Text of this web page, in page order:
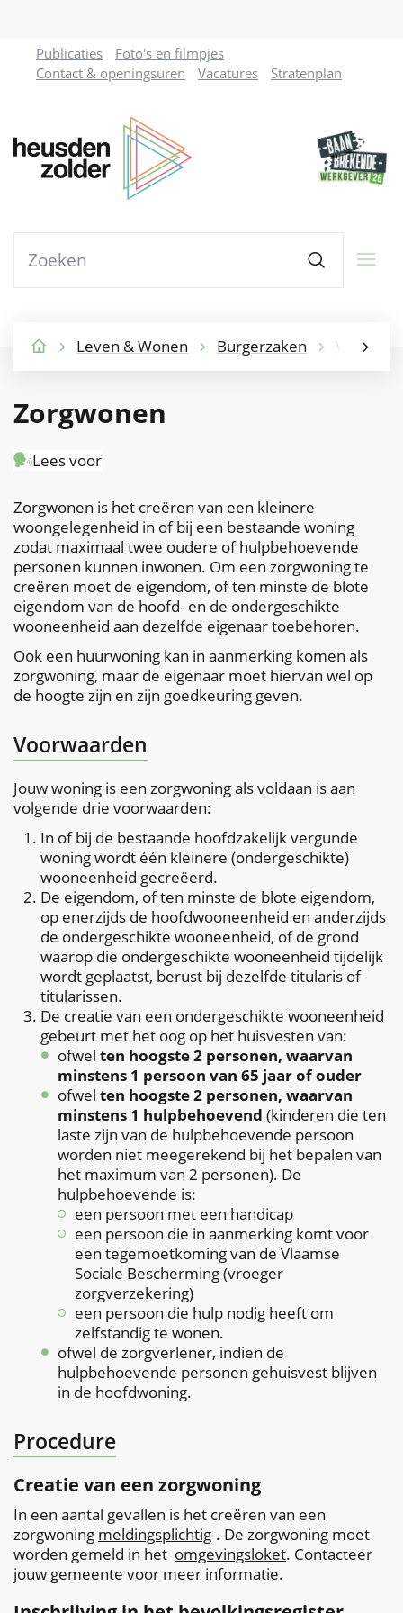
Naar
inhoud
Heusden-
Zolder
kunnen
Zoeken
Publicaties
Foto's en filmpjes
Contact & openingsuren
Vacatures Stratenplan
Leven & Wonen Burgerzaken
Zorgwonen
Lees voor
Inhoud
Zorgwonen is het creëren van een kleinere
woongelegenheid in of bij een bestaande woning
zodat maximaal twee oudere of hulpbehoevende
personen kunnen inwonen. Om een zorgwoning te
creëren moet de eigendom, of ten minste de blote
eigendom van de hoofd- en de ondergeschikte
wooneenheid aan dezelfde eigenaar toebehoren.
Ook een huurwoning kan in aanmerking komen als
zorgwoning, maar de eigenaar moet hiervan wel op
de hoogte zijn en zijn goedkeuring geven.
Voorwaarden
Jouw woning is een zorgwoning als voldaan is aan
volgende drie voorwaarden:
In of bij de bestaande hoofdzakelijk vergunde
woning wordt één kleinere (ondergeschikte)
wooneenheid gecreëerd.
De eigendom, of ten minste de blote eigendom,
op enerzijds de hoofdwooneenheid en anderzijds
de ondergeschikte wooneenheid, of de grond
waarop die ondergeschikte wooneenheid tijdelijk
wordt geplaatst, berust bij dezelfde titularis of
titularissen.
De creatie van een ondergeschikte wooneenheid
gebeurt met het oog op het huisvesten van:
ofwel ten hoogste 2 personen, waarvan
minstens 1 persoon van 65 jaar of ouder
ofwel ten hoogste 2 personen, waarvan
minstens 1 hulpbehoevend (kinderen die ten
laste zijn van de hulpbehoevende persoon
worden niet meegerekend bij het bepalen van
het maximum van 2 personen). De
hulpbehoevende is:
een persoon met een handicap
een persoon die in aanmerking komt voor
een tegemoetkoming van de Vlaamse
Sociale Bescherming (vroeger
zorgverzekering)
een persoon die hulp nodig heeft om
zelfstandig te wonen.
ofwel de zorgverlener, indien de
hulpbehoevende personen gehuisvest blijven
in de hoofdwoning.
Procedure
Creatie van een zorgwoning
In een aantal gevallen is het creëren van een
zorgwoning meldingsplichtig . De zorgwoning moet
worden gemeld in het omgevingsloket. Contacteer
jouw gemeente voor meer informatie.